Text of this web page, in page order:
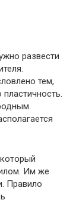
развести
тем,
Им же
Правило